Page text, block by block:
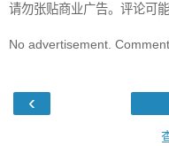
请勿张贴商业广告。评论可能
No advertisement.
‹